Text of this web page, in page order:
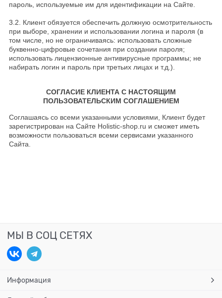
пароль, используемые им для идентификации на Сайте.
3.2. Клиент обязуется обеспечить должную осмотрительность
при выборе, хранении и использовании логина и пароля (в
том числе, но не ограничиваясь: использовать сложные
буквенно-цифровые сочетания при создании пароля;
использовать лицензионные антивирусные программы; не
набирать логин и пароль при третьих лицах и т.д.).
СОГЛАСИЕ КЛИЕНТА С НАСТОЯЩИМ
ПОЛЬЗОВАТЕЛЬСКИМ СОГЛАШЕНИЕМ
Соглашаясь со всеми указанными условиями, Клиент будет
зарегистрирован на Сайте Holistic-shop.ru и сможет иметь
возможности пользоваться всеми сервисами указанного
Сайта.
МЫ В СОЦ СЕТЯХ
Информация